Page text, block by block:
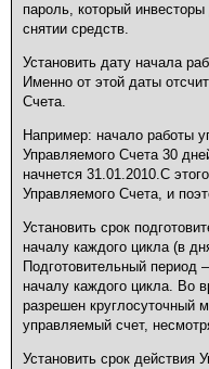
пароль, который
снятии средств.
Установить дату начала
Именно от этой даты
Счета.
Например: начало работы
Управляемого Счета 30
начнется 31.01.2010.С
Управляемого Счета, и
Установить срок
началу каждого цикла (в
Подготовительный
началу каждого цикла. Во
разрешен круглосуточный
управляемый счет,
Установить срок действия